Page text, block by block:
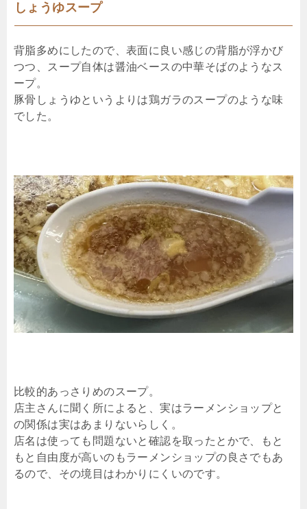
しょうゆスープ
背脂多めにしたので、表面に良い感じの背脂が浮かび
つつ、スープ自体は醤油ベースの中華そばのようなス
ープ。
豚骨しょうゆというよりは鶏ガラのスープのような味
でした。
比較的あっさりめのスープ。
店主さんに聞く所によると、実はラーメンショップと
の関係は実はあまりないらしく。
店名は使っても問題ないと確認を取ったとかで、もと
もと自由度が高いのもラーメンショップの良さでもあ
るので、その境目はわかりにくいのです。